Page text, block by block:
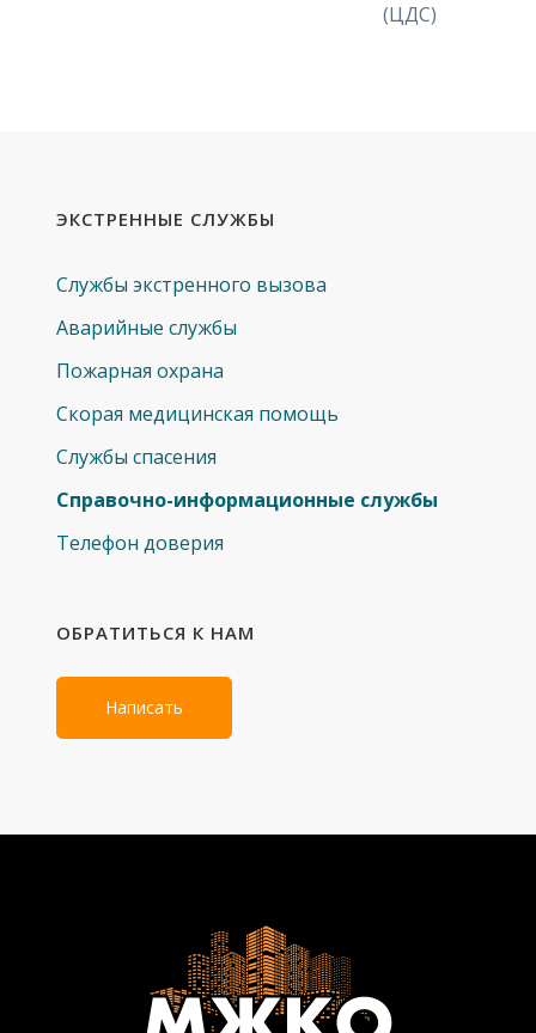
(ЦДС)
ЭКСТРЕННЫЕ СЛУЖБЫ
Службы экстренного вызова
Аварийные службы
Пожарная охрана
Скорая медицинская помощь
Службы спасения
Справочно-информационные службы
Телефон доверия
ОБРАТИТЬСЯ К НАМ
Написать